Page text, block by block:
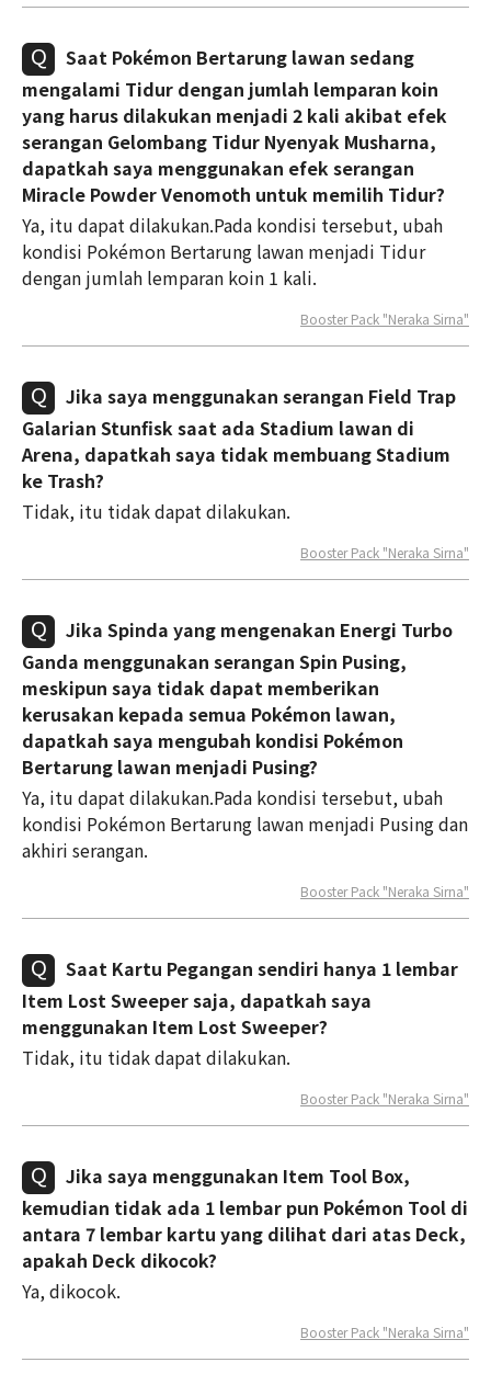
Saat Pokémon Bertarung lawan sedang
mengalami Tidur dengan jumlah lemparan koin
yang harus dilakukan menjadi 2 kali akibat efek
serangan Gelombang Tidur Nyenyak Musharna,
dapatkah saya menggunakan efek serangan
Miracle Powder Venomoth untuk memilih Tidur?
Ya, itu dapat dilakukan.Pada kondisi tersebut, ubah
kondisi Pokémon Bertarung lawan menjadi Tidur
dengan jumlah lemparan koin 1 kali.
Booster Pack "Neraka Sirna"
Jika saya menggunakan serangan Field Trap
Galarian Stunfisk saat ada Stadium lawan di
Arena, dapatkah saya tidak membuang Stadium
ke Trash?
Tidak, itu tidak dapat dilakukan.
Booster Pack "Neraka Sirna"
Jika Spinda yang mengenakan Energi Turbo
Ganda menggunakan serangan Spin Pusing,
meskipun saya tidak dapat memberikan
kerusakan kepada semua Pokémon lawan,
dapatkah saya mengubah kondisi Pokémon
Bertarung lawan menjadi Pusing?
Ya, itu dapat dilakukan.Pada kondisi tersebut, ubah
kondisi Pokémon Bertarung lawan menjadi Pusing dan
akhiri serangan.
Booster Pack "Neraka Sirna"
Saat Kartu Pegangan sendiri hanya 1 lembar
Item Lost Sweeper saja, dapatkah saya
menggunakan Item Lost Sweeper?
Tidak, itu tidak dapat dilakukan.
Booster Pack "Neraka Sirna"
Jika saya menggunakan Item Tool Box,
kemudian tidak ada 1 lembar pun Pokémon Tool di
antara 7 lembar kartu yang dilihat dari atas Deck,
apakah Deck dikocok?
Ya, dikocok.
Booster Pack "Neraka Sirna"